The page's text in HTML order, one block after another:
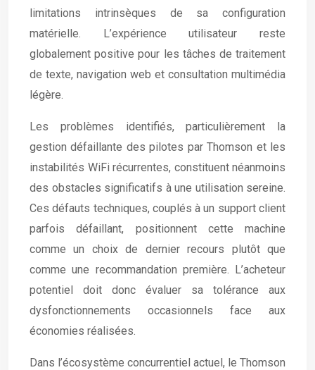
limitations intrinsèques de sa configuration
matérielle. L’expérience utilisateur reste
globalement positive pour les tâches de traitement
de texte, navigation web et consultation multimédia
légère.
Les problèmes identifiés, particulièrement la
gestion défaillante des pilotes par Thomson et les
instabilités WiFi récurrentes, constituent néanmoins
des obstacles significatifs à une utilisation sereine.
Ces défauts techniques, couplés à un support client
parfois défaillant, positionnent cette machine
comme un choix de dernier recours plutôt que
comme une recommandation première. L’acheteur
potentiel doit donc évaluer sa tolérance aux
dysfonctionnements occasionnels face aux
économies réalisées.
Dans l’écosystème concurrentiel actuel, le Thomson